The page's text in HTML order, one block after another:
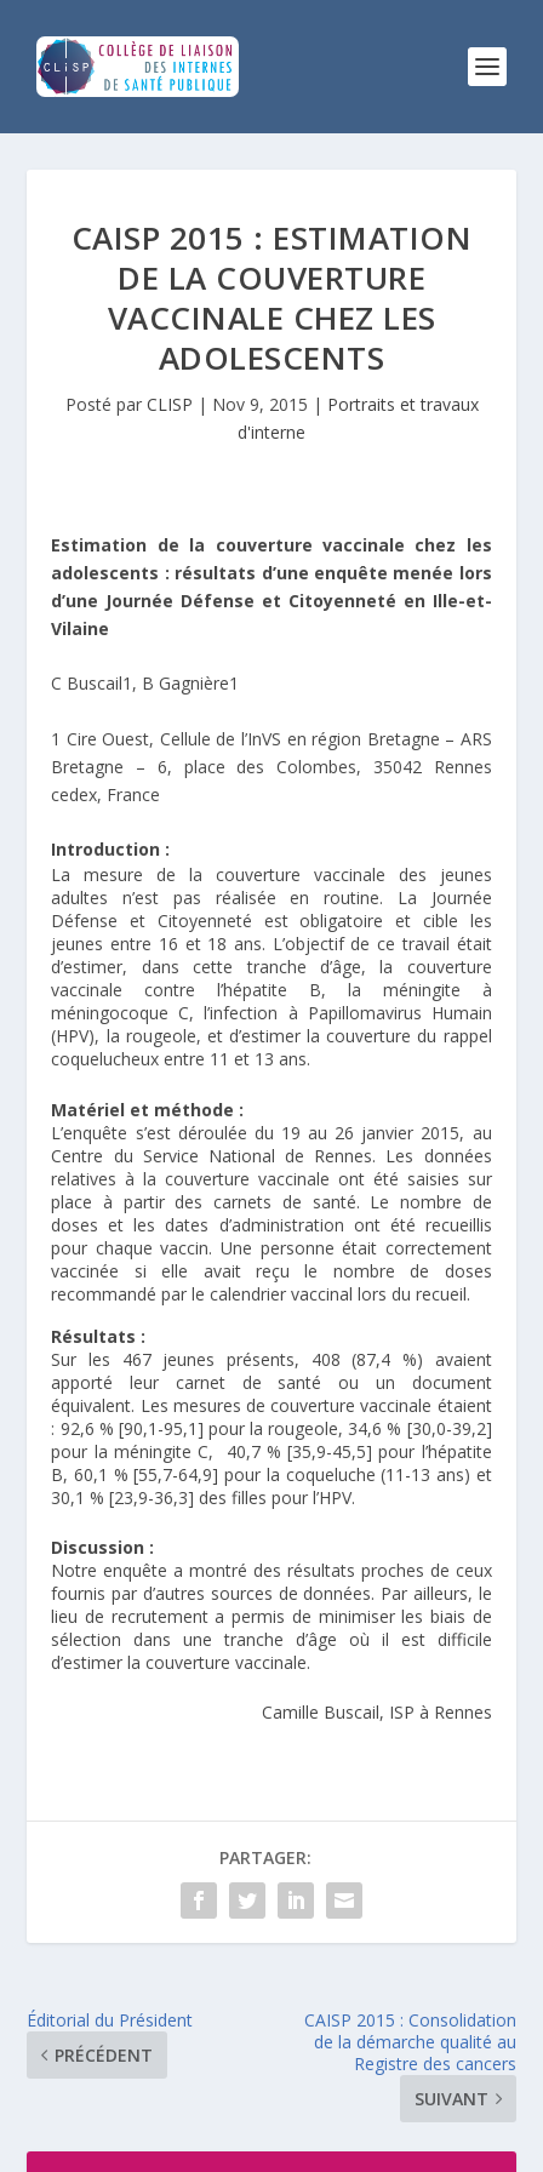
CAISP 2015 : ESTIMATION
DE LA COUVERTURE
VACCINALE CHEZ LES
ADOLESCENTS
Posté par CLISP | Nov 9, 2015 | Portraits et travaux
d'interne
Estimation de la couverture vaccinale chez les
adolescents : résultats d’une enquête menée lors
d’une Journée Défense et Citoyenneté en Ille-et-
Vilaine
C Buscail1 , B Gagnière1
1 Cire Ouest, Cellule de l’InVS en région Bretagne – ARS
Bretagne – 6, place des Colombes, 35042 Rennes
cedex, France
Introduction :
La mesure de la couverture vaccinale des jeunes
adultes n’est pas réalisée en routine. La Journée
Défense et Citoyenneté est obligatoire et cible les
jeunes entre 16 et 18 ans. L’objectif de ce travail était
d’estimer, dans cette tranche d’âge, la couverture
vaccinale contre l’hépatite B, la méningite à
méningocoque C, l’infection à Papillomavirus Humain
(HPV), la rougeole, et d’estimer la couverture du rappel
coquelucheux entre 11 et 13 ans.
Matériel et méthode :
L’enquête s’est déroulée du 19 au 26 janvier 2015, au
Centre du Service National de Rennes. Les données
relatives à la couverture vaccinale ont été saisies sur
place à partir des carnets de santé. Le nombre de
doses et les dates d’administration ont été recueillis
pour chaque vaccin. Une personne était correctement
vaccinée si elle avait reçu le nombre de doses
recommandé par le calendrier vaccinal lors du recueil.
Résultats :
Sur les 467 jeunes présents, 408 (87,4 %) avaient
apporté leur carnet de santé ou un document
équivalent. Les mesures de couverture vaccinale étaient
: 92,6 % [90,1-95,1] pour la rougeole, 34,6 % [30,0-39,2]
pour la méningite C, 40,7 % [35,9-45,5] pour l’hépatite
B, 60,1 % [55,7-64,9] pour la coqueluche (11-13 ans) et
30,1 % [23,9-36,3] des filles pour l’HPV.
Discussion :
Notre enquête a montré des résultats proches de ceux
fournis par d’autres sources de données. Par ailleurs, le
lieu de recrutement a permis de minimiser les biais de
sélection dans une tranche d’âge où il est difficile
d’estimer la couverture vaccinale.
Camille Buscail, ISP à Rennes
PARTAGER:
Éditorial du Président
PRÉCÉDENT
CAISP 2015 : Consolidation
de la démarche qualité au
Registre des cancers
SUIVANT